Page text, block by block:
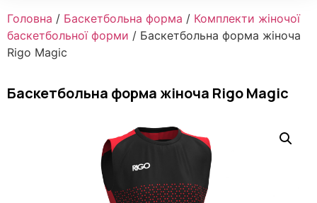
Головна / Баскетбольна форма / Комплекти жіночої
баскетбольної форми / Баскетбольна форма жіноча
Rigo Magic
Баскетбольна форма жіноча Rigo Magic